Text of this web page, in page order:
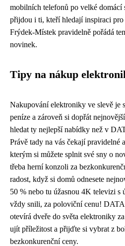
mobilních telefonů po velké domácí
přijdou i ti, kteří hledají inspiraci
Frýdek-Místek pravidelně pořádá
novinek.
Tipy na nákup
Nakupování elektroniky ve slevě je
peníze a zároveň si dopřát
hledat ty nejlepší nabídky než v
Právě tady na vás čekají pravidelné
kterým si můžete splnit své sny o
třeba herní konzoli za
radost, když si domů odnesete
50 % nebo tu úžasnou 4K televizi s
vždy snili, za poloviční cenu!
otevírá dveře do světa elektroniky
ujít příležitost a přijďte si vybrat z
bezkonkurenční ceny.